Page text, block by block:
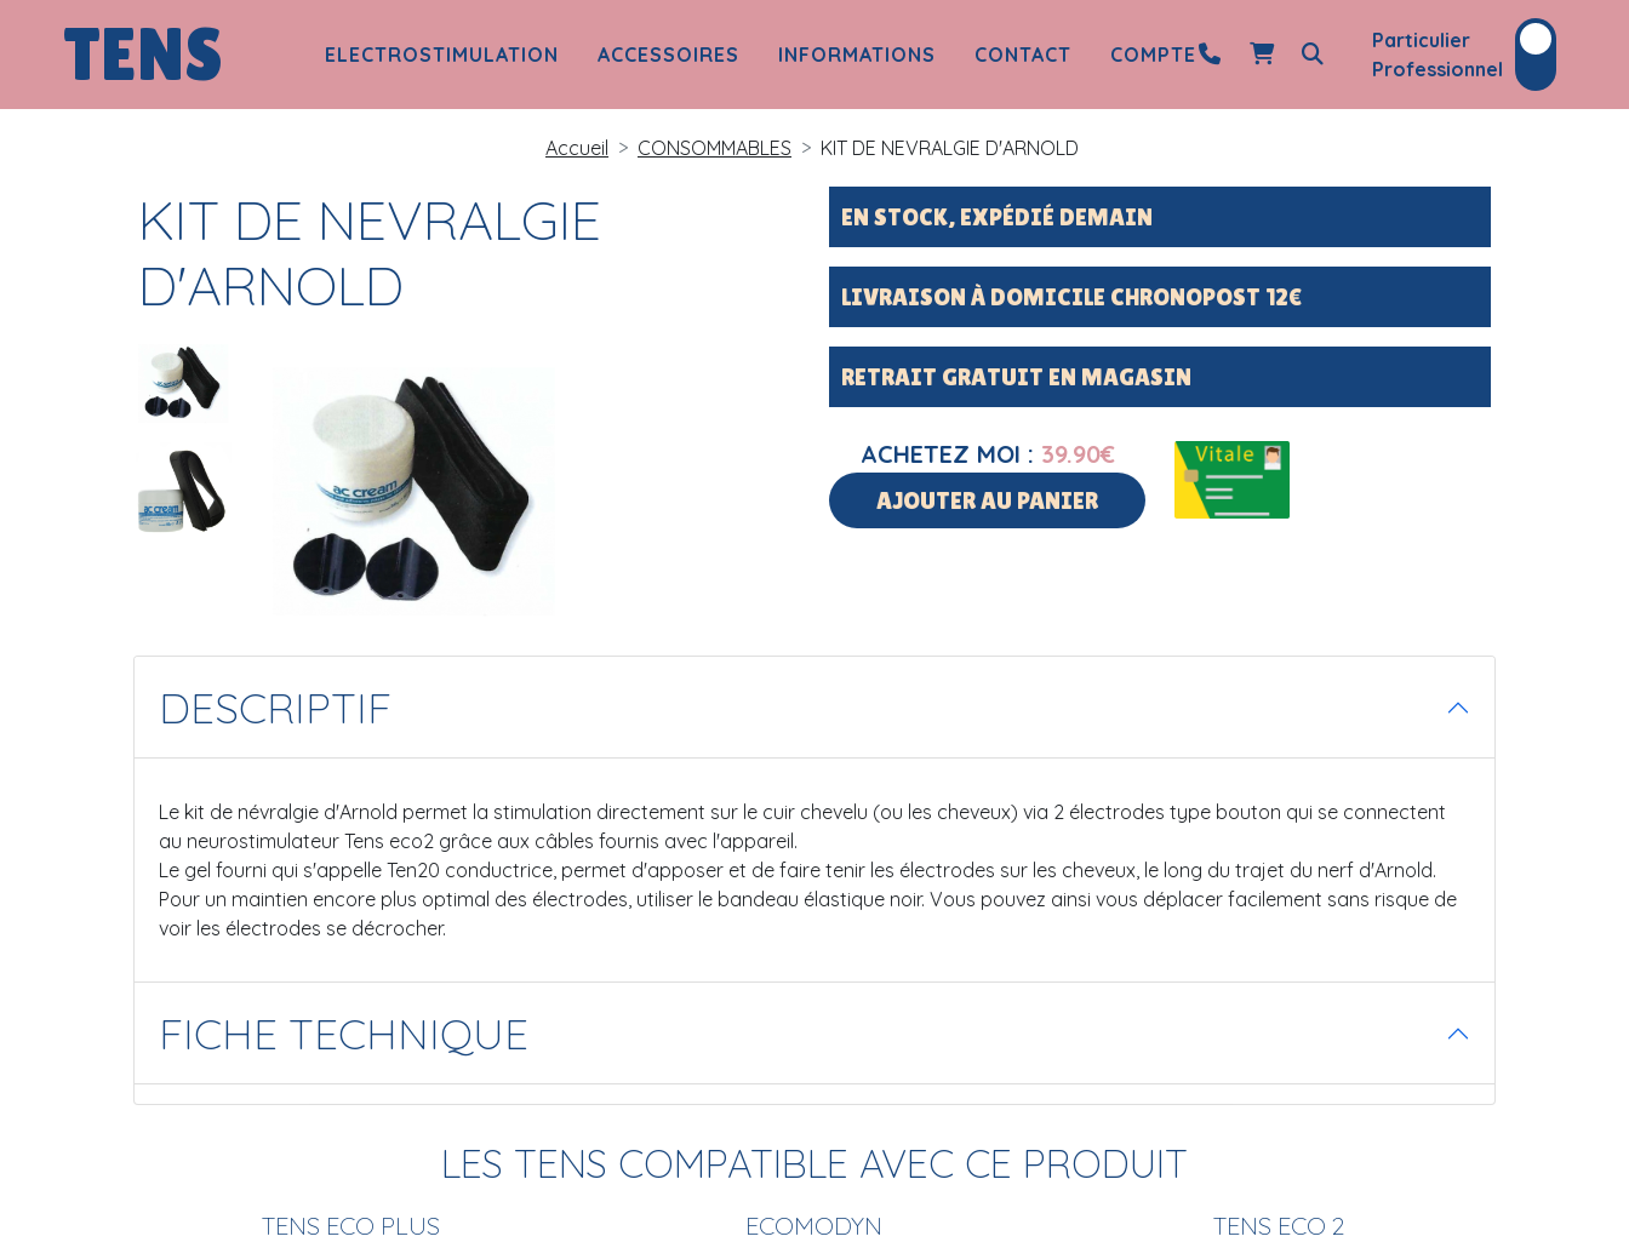
TENS ELECTROSTIMULATION ACCESSOIRES INFORMATIONS CONTACT COMPTE
Particulier
Professionnel
Accueil CONSOMMABLES KIT DE NEVRALGIE D'ARNOLD
KIT DE NEVRALGIE
D'ARNOLD
EN STOCK, EXPÉDIÉ DEMAIN
LIVRAISON À DOMICILE CHRONOPOST 12€
RETRAIT GRATUIT EN MAGASIN
ACHETEZ MOI : 39.90€
AJOUTER AU PANIER
DESCRIPTIF
Le kit de névralgie d'Arnold permet la stimulation directement sur le cuir chevelu (ou les cheveux) via 2 électrodes type bouton qui se connectent
au neurostimulateur Tens eco2 grâce aux câbles fournis avec l'appareil.
Le gel fourni qui s'appelle Ten20 conductrice, permet d'apposer et de faire tenir les électrodes sur les cheveux, le long du trajet du nerf d'Arnold.
Pour un maintien encore plus optimal des électrodes, utiliser le bandeau élastique noir. Vous pouvez ainsi vous déplacer facilement sans risque de
voir les électrodes se décrocher.
FICHE TECHNIQUE
LES TENS COMPATIBLE AVEC CE PRODUIT
TENS ECO PLUS ECOMODYN TENS ECO 2